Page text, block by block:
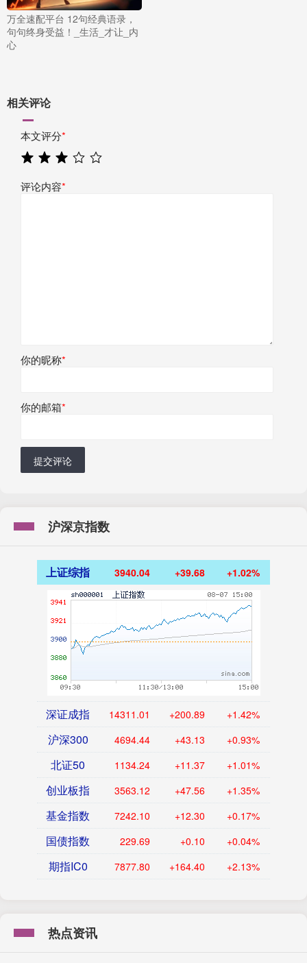
万全速配平台 12句经典语录，
句句终身受益！_生活_才让_内
心
相关评论
本文评分*
评论内容*
你的昵称*
你的邮箱*
提交评论
沪深京指数
上证综指 3940.04 +39.68 +1.02%
深证成指 14311.01 +200.89 +1.42%
沪深300 4694.44 +43.13 +0.93%
北证50 1134.24 +11.37 +1.01%
创业板指 3563.12 +47.56 +1.35%
基金指数 7242.10 +12.30 +0.17%
国债指数 229.69 +0.10 +0.04%
期指IC0 7877.80 +164.40 +2.13%
热点资讯